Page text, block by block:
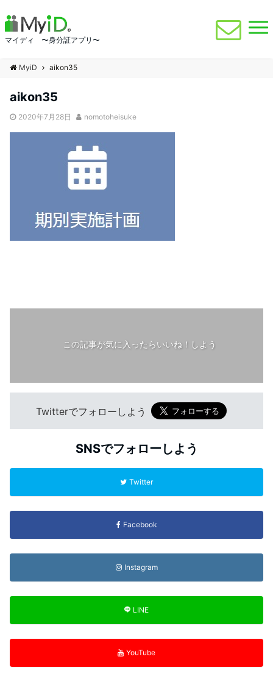
マイディ 〜身分証アプリ〜
MyiD aikon35
aikon35
2020年7月28日 nomotoheisuke
この記事が気に入ったらいいね！しよう
Twitterでフォローしよう
SNSでフォローしよう
Twitter
Facebook
Instagram
LINE
YouTube